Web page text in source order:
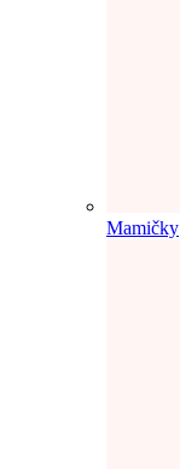
Mamičky